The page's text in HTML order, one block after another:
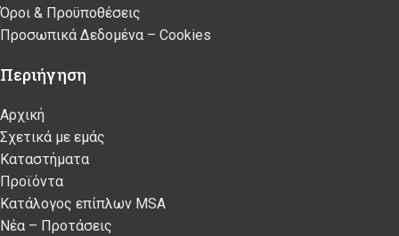
Όροι & Προϋποθέσεις
Προσωπικά Δεδομένα – Cookies
Περιήγηση
Αρχική
Σχετικά με εμάς
Καταστήματα
Προϊόντα
Κατάλογος επίπλων MSA
Nέα – Προτάσεις